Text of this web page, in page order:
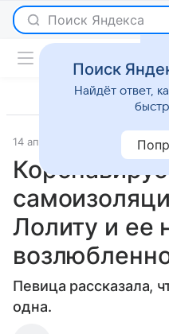
Поиск Яндекса
14 апреля 2020 Светская
Лолиту и ее
Певица рассказала,
одна.
Поиск
Найдёт ответ,